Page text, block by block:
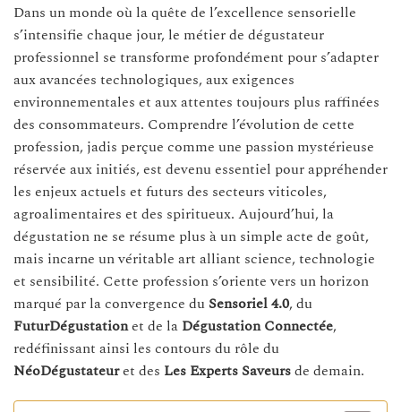
Dans un monde où la quête de l’excellence sensorielle
s’intensifie chaque jour, le métier de dégustateur
professionnel se transforme profondément pour s’adapter
aux avancées technologiques, aux exigences
environnementales et aux attentes toujours plus raffinées
des consommateurs. Comprendre l’évolution de cette
profession, jadis perçue comme une passion mystérieuse
réservée aux initiés, est devenu essentiel pour appréhender
les enjeux actuels et futurs des secteurs viticoles,
agroalimentaires et des spiritueux. Aujourd’hui, la
dégustation ne se résume plus à un simple acte de goût,
mais incarne un véritable art alliant science, technologie
et sensibilité. Cette profession s’oriente vers un horizon
marqué par la convergence du Sensoriel 4.0, du
FuturDégustationet de la Dégustation Connectée,
redéfinissant ainsi les contours du rôle du
NéoDégustateuret des Les Experts Saveursde demain.